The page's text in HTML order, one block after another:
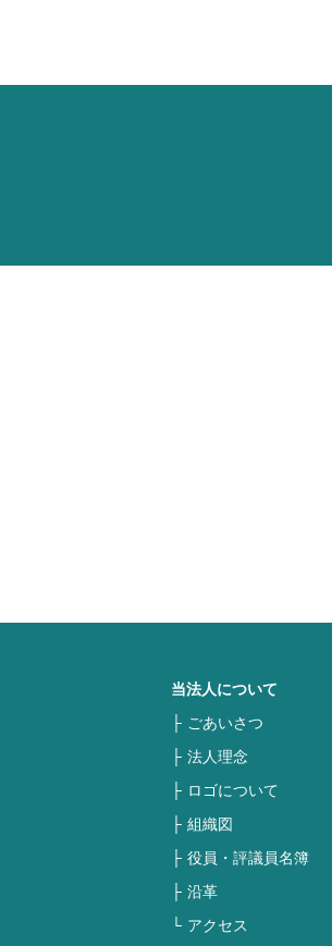
当法人について
ごあいさつ
法人理念
ロゴについて
組織図
役員・評議員名簿
沿革
アクセス